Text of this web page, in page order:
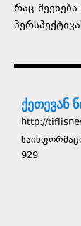
რაც
ქეთევან
http://
929